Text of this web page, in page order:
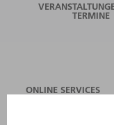
TERMINE
ONLINE SERVICES